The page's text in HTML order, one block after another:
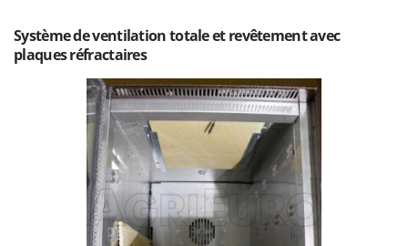
Michelin
Minox
Mockmill
More than chef
MOSA
Mowox
Système de ventilation totale et revêtement avec
plaques réfractaires